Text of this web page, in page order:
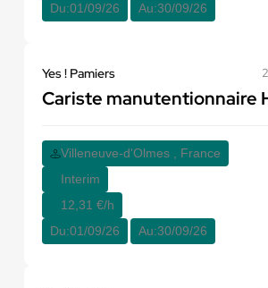
Du:01/09/26 Au:30/09/26
Yes ! Pamiers
Cariste manutentionnaire
Villeneuve-d'Olmes , France
Interim
12,31 €/h
Du:01/09/26 Au:30/09/26